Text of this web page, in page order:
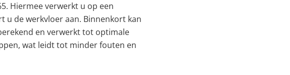
Hiermee verwerkt u op een
u de werkvloer aan. Binnenkort kan
en verwerkt tot optimale
wat leidt tot minder fouten en